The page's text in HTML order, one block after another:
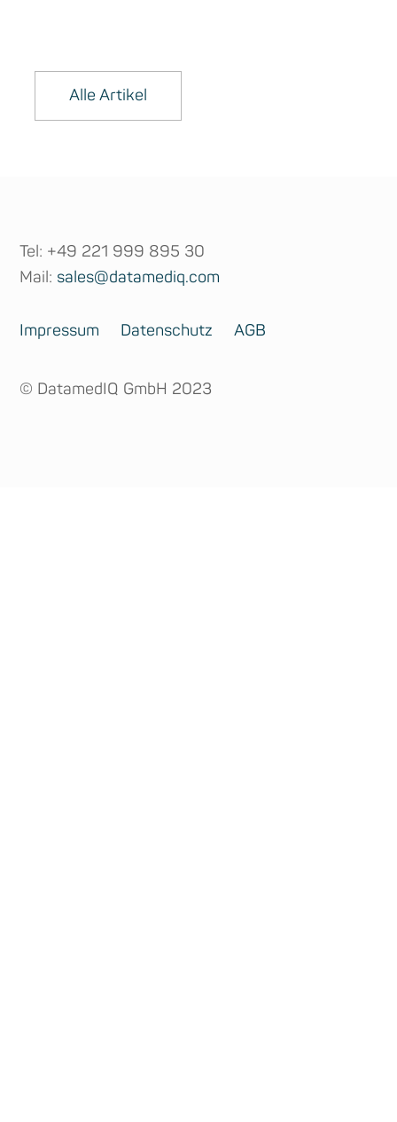
Alle Artikel
Tel: +49 221 999 895 30
Mail: sales@datamediq.com
Impressum Datenschutz AGB
© DatamedIQ GmbH 2023